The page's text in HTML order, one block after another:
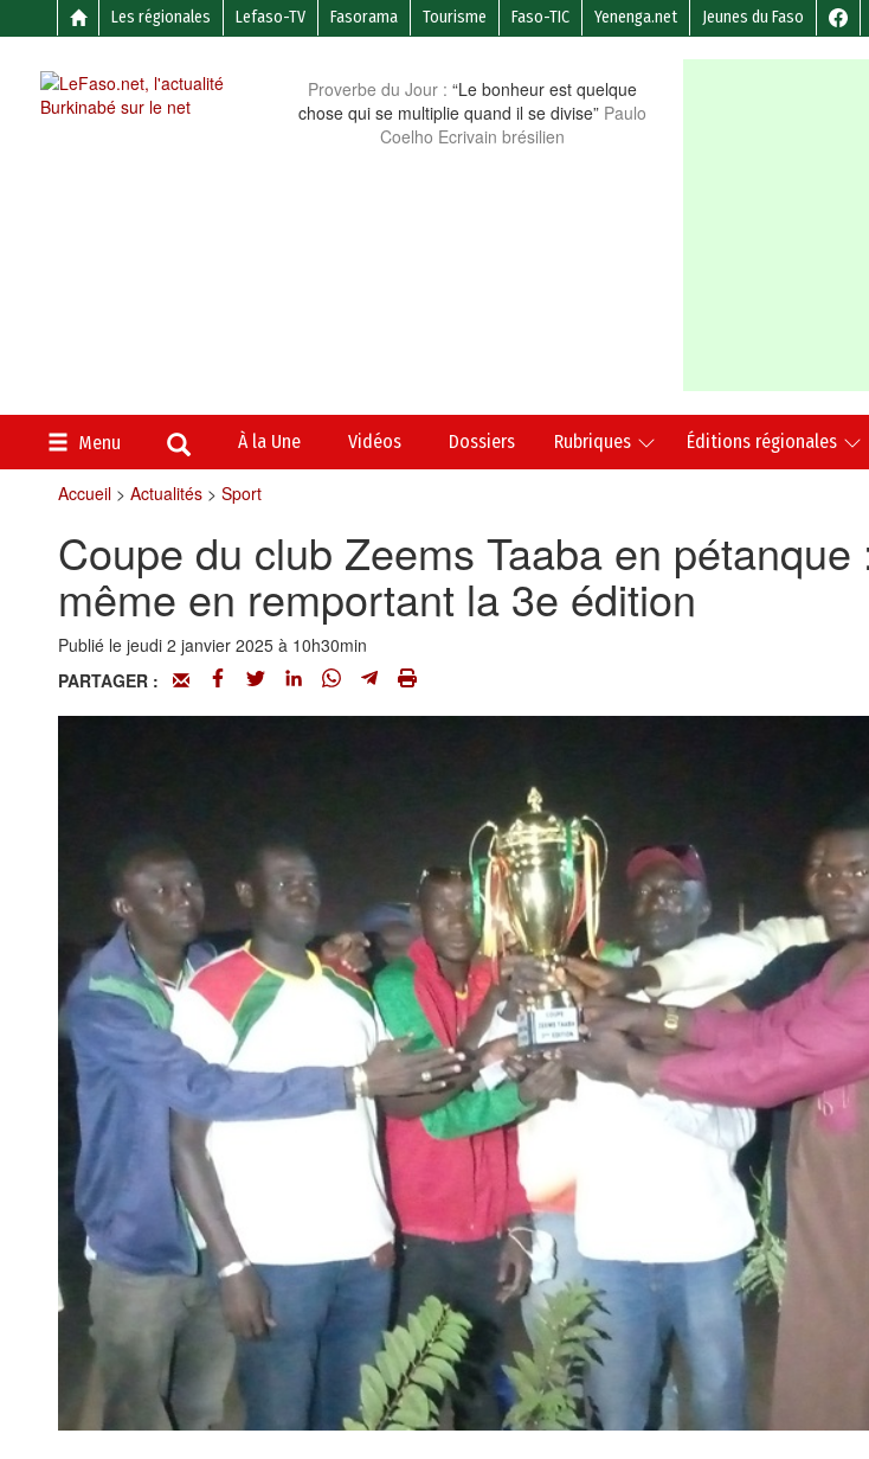
Les régionales Lefaso-TV Fasorama Tourisme Faso-TIC Yenenga.net Jeunes du Faso
Proverbe du Jour : “Le bonheur est quelque
chose qui se multiplie quand il se divise” Paulo
Coelho Ecrivain brésilien
Menu À la Une Vidéos Dossiers Rubriques Éditions régionales
Accueil> Actualités> Sport
Coupe du club Zeems Taaba en
même en remportant la 3e édition
Publié le jeudi 2 janvier 2025 à 10h30min
PARTAGER :